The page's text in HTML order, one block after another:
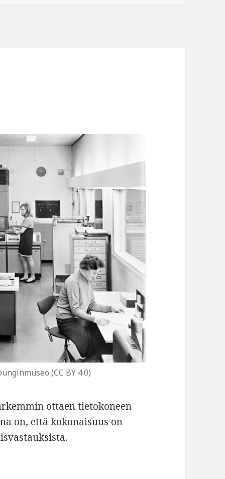
(CC BY 4.0)
ottaen tietokoneen
on, että kokonaisuus on